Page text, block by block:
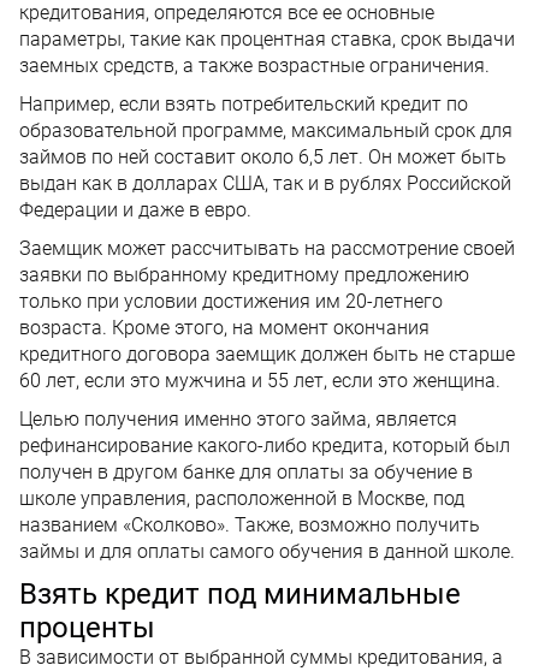
кредитования, определяются все ее основные
параметры, такие как процентная ставка, срок выдачи
заемных средств, а также возрастные ограничения.
Например, если взять потребительский кредит по
образовательной программе, максимальный срок для
займов по ней составит около 6,5 лет. Он может быть
выдан как в долларах США, так и в рублях Российской
Федерации и даже в евро.
Заемщик может рассчитывать на рассмотрение своей
заявки по выбранному кредитному предложению
только при условии достижения им 20-летнего
возраста. Кроме этого, на момент окончания
кредитного договора заемщик должен быть не старше
60 лет, если это мужчина и 55 лет, если это женщина.
Целью получения именно этого займа, является
рефинансирование какого-либо кредита, который был
получен в другом банке для оплаты за обучение в
школе управления, расположенной в Москве, под
названием «Сколково». Также, возможно получить
займы и для оплаты самого обучения в данной школе.
Взять кредит под минимальные
проценты
В зависимости от выбранной суммы кредитования, а